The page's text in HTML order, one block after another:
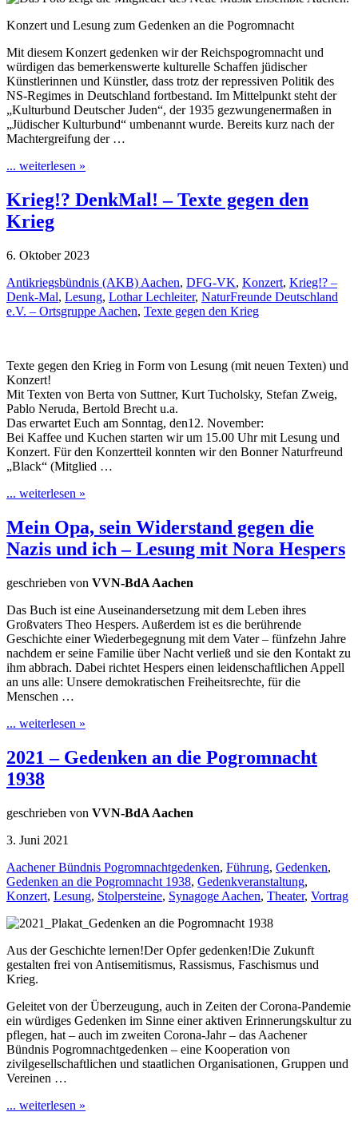
Konzert und Lesung zum Gedenken an die Pogromnacht
Mit diesem Konzert gedenken wir der Reichspogromnacht und
würdigen das bemerkenswerte kulturelle Schaffen jüdischer
Künstlerinnen und Künstler, dass trotz der repressiven Politik des
NS-Regimes in Deutschland fortbestand. Im Mittelpunkt steht der
„Kulturbund Deutscher Juden“, der 1935 gezwungenermaßen in
„Jüdischer Kulturbund“ umbenannt wurde. Bereits kurz nach der
Machtergreifung der …
... weiterlesen »
Krieg!? DenkMal! – Texte gegen den
Krieg
6. Oktober 2023
Antikriegsbündnis (AKB) Aachen, DFG-VK, Konzert, Krieg!? –
Denk-Mal, Lesung, Lothar Lechleiter, NaturFreunde Deutschland
e.V. – Ortsgruppe Aachen, Texte gegen den Krieg
Texte gegen den Krieg in Form von Lesung (mit neuen Texten) und
Konzert!
Mit Texten von Berta von Suttner, Kurt Tucholsky, Stefan Zweig,
Pablo Neruda, Bertold Brecht u.a.
Das erwartet Euch am Sonntag, den12. November:
Bei Kaffee und Kuchen starten wir um 15.00 Uhr mit Lesung und
Konzert. Für den Konzertteil konnten wir den Bonner Naturfreund
„Black“ (Mitglied …
... weiterlesen »
Mein Opa, sein Widerstand gegen die
Nazis und ich – Lesung mit Nora Hespers
geschrieben von VVN-BdA Aachen
Das Buch ist eine Auseinandersetzung mit dem Leben ihres
Großvaters Theo Hespers. Außerdem ist es die berührende
Geschichte einer Wiederbegegnung mit dem Vater – fünfzehn Jahre
nachdem er seine Familie über Nacht verließ und sie den Kontakt zu
ihm abbrach. Dabei richtet Hespers einen leidenschaftlichen Appell
an uns alle: Unsere demokratischen Freiheitsrechte, für die
Menschen …
... weiterlesen »
2021 – Gedenken an die Pogromnacht
1938
geschrieben von VVN-BdA Aachen
3. Juni 2021
Aachener Bündnis Pogromnachtgedenken, Führung, Gedenken,
Gedenken an die Pogromnacht 1938, Gedenkveranstaltung,
Konzert, Lesung, Stolpersteine, Synagoge Aachen, Theater, Vortrag
Aus der Geschichte lernen!Der Opfer gedenken!Die Zukunft
gestalten frei von Antisemitismus, Rassismus, Faschismus und
Krieg.
Geleitet von der Überzeugung, auch in Zeiten der Corona-Pandemie
ein würdiges Gedenken im Sinne einer aktiven Erinnerungskultur zu
pflegen, hat – auch im zweiten Corona-Jahr – das Aachener
Bündnis Pogromnachtgedenken – eine Kooperation von
zivilgesellschaftlichen und staatlichen Organisationen, Gruppen und
Vereinen …
... weiterlesen »